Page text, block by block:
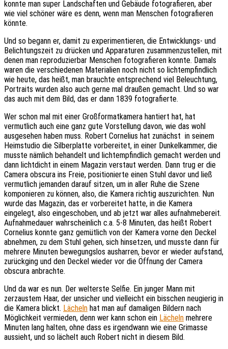
konnte man super Landschaften und Gebäude fotografieren, aber
wie viel schöner wäre es denn, wenn man Menschen fotografieren
könnte.
Und so begann er, damit zu experimentieren, die Entwicklungs- und
Belichtungszeit zu drücken und Apparaturen zusammenzustellen, mit
denen man reproduzierbar Menschen fotografieren konnte. Damals
waren die verschiedenen Materialien noch nicht so lichtempfindlich
wie heute, das heißt, man brauchte entsprechend viel Beleuchtung,
Portraits wurden also auch gerne mal draußen gemacht. Und so war
das auch mit dem Bild, das er dann 1839 fotografierte.
Wer schon mal mit einer Großformatkamera hantiert hat, hat
vermutlich auch eine ganz gute Vorstellung davon, wie das wohl
ausgesehen haben muss. Robert Cornelius hat zunächst in seinem
Heimstudio die Silberplatte vorbereitet, in einer Dunkelkammer, die
musste nämlich behandelt und lichtempfindlich gemacht werden und
dann lichtdicht in einem Magazin verstaut werden. Dann trug er die
Camera obscura ins Freie, positionierte einen Stuhl davor und ließ
vermutlich jemanden darauf sitzen, um in aller Ruhe die Szene
komponieren zu können, also, die Kamera richtig auszurichten. Nun
wurde das Magazin, das er vorbereitet hatte, in die Kamera
eingelegt, also eingeschoben, und ab jetzt war alles aufnahmebereit.
Aufnahmedauer wahrscheinlich c.a. 5-8 Minuten, das heißt Robert
Cornelius konnte ganz gemütlich von der Kamera vorne den Deckel
abnehmen, zu dem Stuhl gehen, sich hinsetzen, und musste dann für
mehrere Minuten bewegungslos ausharren, bevor er wieder aufstand,
zurückging und den Deckel wieder vor die Öffnung der Camera
obscura anbrachte.
Und da war es nun. Der welterste Selfie. Ein junger Mann mit
zerzaustem Haar, der unsicher und vielleicht ein bisschen neugierig in
die Kamera blickt. Lächeln hat man auf damaligen Bildern nach
Möglichkeit vermieden, denn wer kann schon ein Lächeln mehrere
Minuten lang halten, ohne dass es irgendwann wie eine Grimasse
aussieht, und so lächelt auch Robert nicht in diesem Bild.